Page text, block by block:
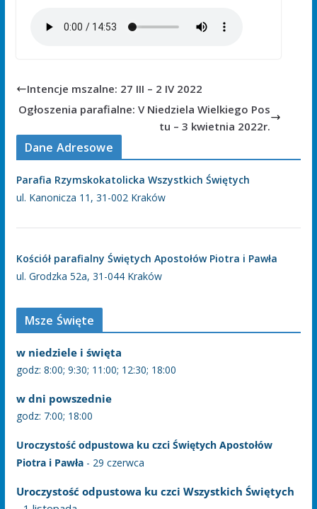
Intencje mszalne: 27 III – 2 IV 2022
Ogłoszenia parafialne: V Niedziela Wielkiego Pos
tu – 3 kwietnia 2022r.
Dane Adresowe
Parafia Rzymskokatolicka Wszystkich Świętych
ul. Kanonicza 11, 31-002 Kraków
Kościół parafialny Świętych Apostołów Piotra i Pawła
ul. Grodzka 52a, 31-044 Kraków
Msze Święte
w niedziele i święta
godz: 8:00; 9:30; 11:00; 12:30; 18:00
w dni powszednie
godz: 7:00; 18:00
Uroczystość odpustowa ku czci Świętych Apostołów
Piotra i Pawła- 29 czerwca
Uroczystość odpustowa ku czci Wszystkich Świętych